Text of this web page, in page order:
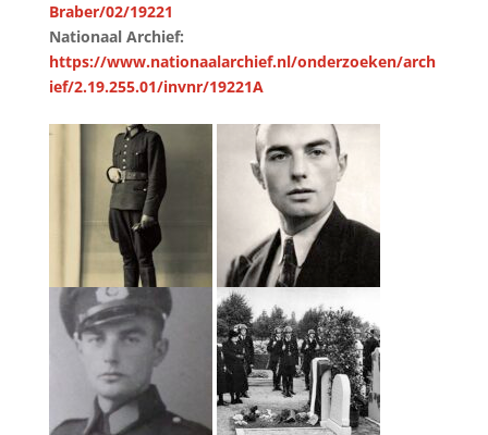
Braber/02/19221
Nationaal Archief:
https://www.nationaalarchief.nl/onderzoeken/arch
ief/2.19.255.01/invnr/19221A